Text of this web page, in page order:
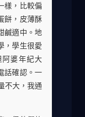
樣，比較偏
餅，皮薄酥
鹹適中。地
，學生很愛
婆年紀大
話確認。一
不大，我通